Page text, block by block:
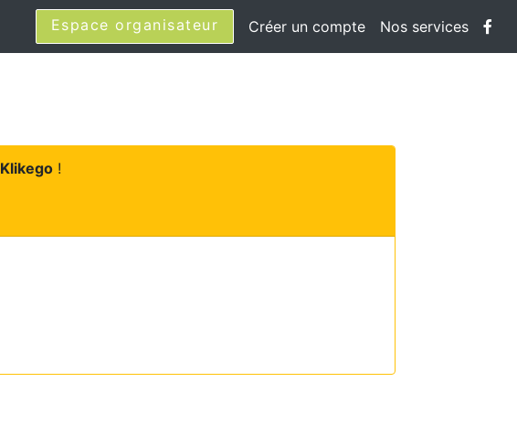
Espace organisateur Créer un compte Nos services
Klikego!